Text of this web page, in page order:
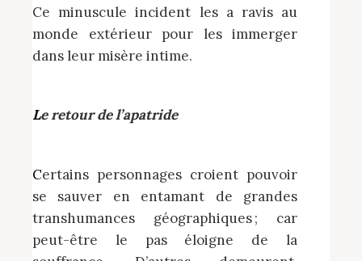
Ce minuscule incident les a ravis au
monde extérieur pour les immerger
dans leur misère intime.
Le retour de l’apatride
Certains personnages croient pouvoir
se sauver en entamant de grandes
transhumances géographiques ; car
peut-être
le pas éloigne de la